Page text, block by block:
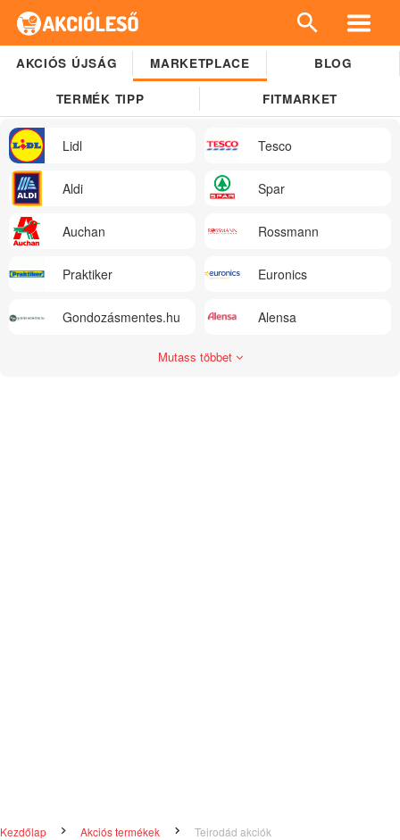
AKCIÓS ÚJSÁG MARKETPLACE BLOG
TERMÉK TIPP FITMARKET
Lidl Tesco
Aldi Spar
Auchan Rossmann
Praktiker Euronics
Gondozásmentes.hu Alensa
Mutass többet
Kezdőlap Akciós termékek Teirodád akciók